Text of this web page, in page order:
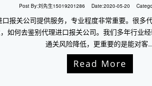
Post By:刘先生15019201286 Date:2020-05-20
报关公司提供服务，专业程度非常重要。很多
如何去鉴别代理进口报关公司。我们多年行业
通关风险降低，更重要的是能对客
Read More